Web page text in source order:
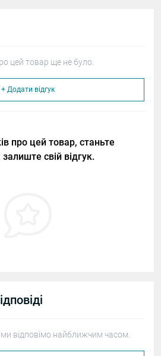
цей товар ще не було.
+ Додати відгук
про цей товар, станьте
свій відгук.
відповімо найближчим часом.